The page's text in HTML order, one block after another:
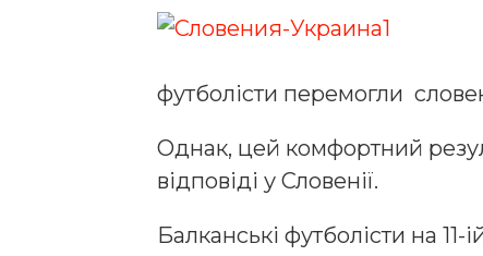
футболісти перемогли
Однак, цей комфортний
відповіді у Словенії.
Балканські футболісти на 11-